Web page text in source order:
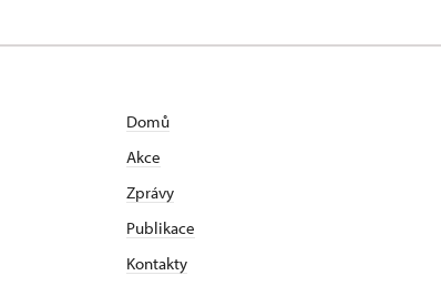
Domů
Akce
Zprávy
Publikace
Kontakty